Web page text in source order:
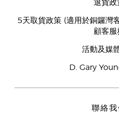
退貨政
5天取貨政策 (適用於銅鑼灣
顧客服
活動及媒
D. Gary
聯絡我